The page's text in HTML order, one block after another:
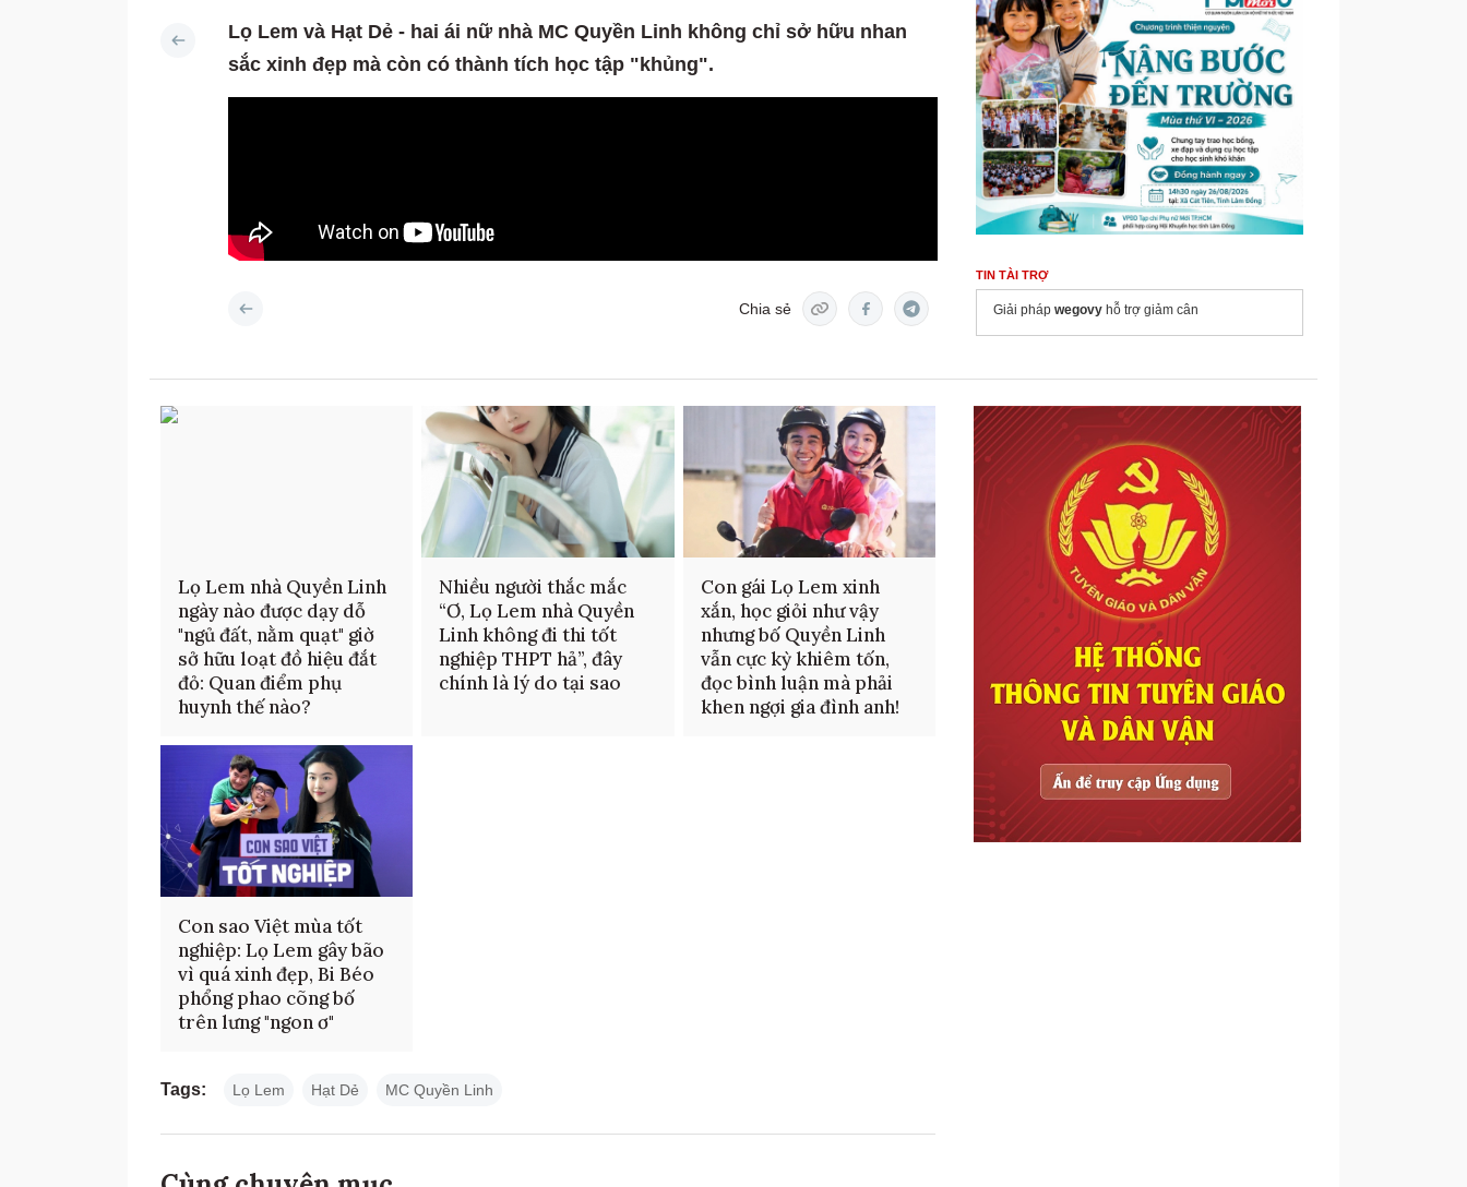
Lọ Lem và Hạt Dẻ - hai ái nữ nhà MC Quyền Linh không chỉ sở hữu nhan
sắc xinh đẹp mà còn có thành tích học tập "khủng".
Chia sẻ
TIN TÀI TRỢ
Giải pháp wegovy hỗ trợ giảm cân
Lọ Lem nhà Quyền Linh
ngày nào được dạy dỗ
"ngủ đất, nằm quạt" giờ
sở hữu loạt đồ hiệu đắt
đỏ: Quan điểm phụ
huynh thế nào?
Nhiều người thắc mắc
“Ơ, Lọ Lem nhà Quyền
Linh không đi thi tốt
nghiệp THPT hả”, đây
chính là lý do tại sao
Con gái Lọ Lem xinh
xắn, học giỏi như vậy
nhưng bố Quyền Linh
vẫn cực kỳ khiêm tốn,
đọc bình luận mà phải
khen ngợi gia đình anh!
Con sao Việt mùa tốt
nghiệp: Lọ Lem gây bão
vì quá xinh đẹp, Bi Béo
phổng phao cõng bố
trên lưng "ngon ơ"
Tags: Lọ Lem Hạt Dẻ MC Quyền Linh